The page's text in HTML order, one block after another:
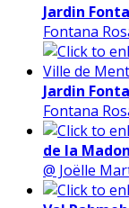
Jardin
Fontana
Jardin
Fontana
de la
@ Joëlle